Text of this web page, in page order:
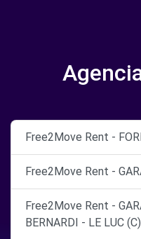
Free2Move Rent -
Free2Move Rent -
Free2Move Rent -
BERNARDI - LE LUC (C)